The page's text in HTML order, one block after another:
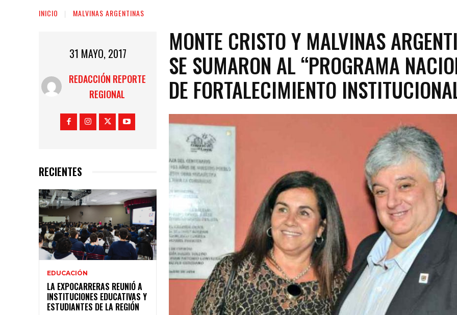
INICIO MALVINAS ARGENTINAS
31 MAYO, 2017
REDACCIÓN REPORTE
REGIONAL
RECIENTES
EDUCACIÓN
LA EXPOCARRERAS REUNIÓ A
INSTITUCIONES EDUCATIVAS Y
ESTUDIANTES DE LA REGIÓN
MONTE CRISTO Y MALVINAS
SE SUMARON AL “PROGRAMA
DE FORTALECIMIENTO